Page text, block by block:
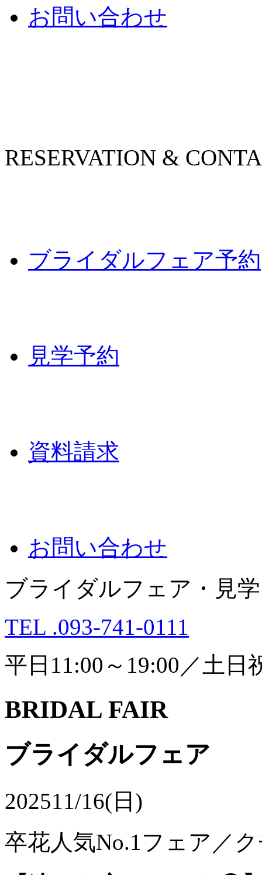
お問い合わせ
RESERVATION &
ブライダルフェア予約
見学予約
資料請求
お問い合わせ
ブライダルフェア・見
TEL .093-741-0111
平日11:00～19:00／土日
BRIDAL FAIR
ブライダルフェア
202511/16(日)
卒花人気No.1フェア／